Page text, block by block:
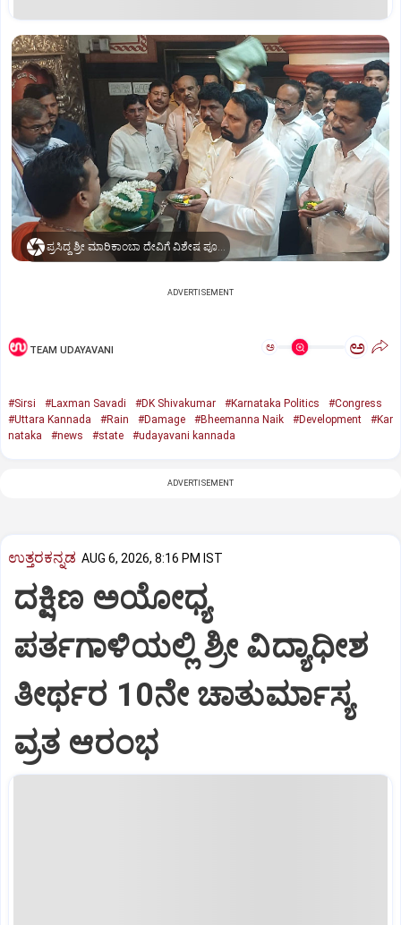
ಪ್ರಸಿದ್ಧ ಶ್ರೀ ಮಾರಿಕಾಂಬಾ ದೇವಿಗೆ ವಿಶೇಷ ಪೂಜೆ ಸಲ್ಲಿಸಿದ ಶಾಸಕ ಲಕ್ಷ್ಮಣ ಸವದಿ
ADVERTISEMENT
TEAM UDAYAVANI ಅ ಅ
#Sirsi #Laxman Savadi #DK Shivakumar #Karnataka Politics
#Congress
#Uttara Kannada
#Rain #Damage #Bheemanna Naik #Development
#Kar
nataka
#news #state #udayavani kannada
ADVERTISEMENT
ಉತ್ತರಕನ್ನಡ AUG 6, 2026, 8:16 PM IST
ದಕ್ಷಿಣ ಅಯೋಧ್ಯ
ಪರ್ತಗಾಳಿಯಲ್ಲಿ ಶ್ರೀ ವಿದ್ಯಾಧೀಶ
ತೀರ್ಥರ 10ನೇ ಚಾತುರ್ಮಾಸ್ಯ
ವ್ರತ ಆರಂಭ